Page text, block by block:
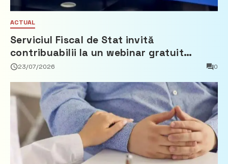
ACTUAL
Serviciul Fiscal de Stat invită
contribuabilii la un webinar gratuit
privind calculul impozitului pe bunurile
23/07/2026 0